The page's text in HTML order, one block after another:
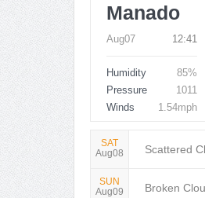
Manado
Aug07 12:41
Humidity
85%
Pressure
1011
Winds
1.54mph
SAT
Aug08
Scattered
SUN
Aug09
Broken